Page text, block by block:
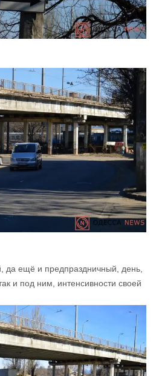
да ещё и предпраздничный, день,
и под ним, интенсивности своей